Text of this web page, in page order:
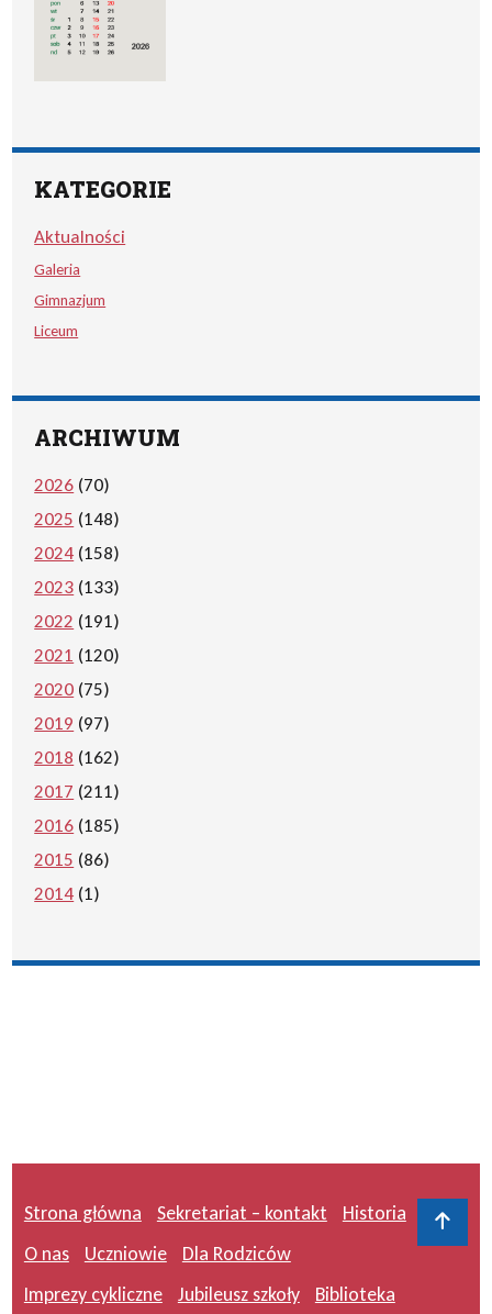
KATEGORIE
Aktualności
Galeria
Gimnazjum
Liceum
ARCHIWUM
2026 (70)
2025 (148)
2024 (158)
2023 (133)
2022 (191)
2021 (120)
2020 (75)
2019 (97)
2018 (162)
2017 (211)
2016 (185)
2015 (86)
2014 (1)
Strona główna Sekretariat – kontakt
Historia
O nas
Uczniowie
Dla Rodziców
Imprezy cykliczne
Jubileusz szkoły Biblioteka
Do